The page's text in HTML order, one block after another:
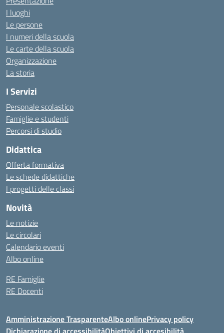
I luoghi
Le persone
I numeri della scuola
Le carte della scuola
Organizzazione
La storia
I Servizi
Personale scolastico
Famiglie e studenti
Percorsi di studio
Didattica
Offerta formativa
Le schede didattiche
I progetti delle classi
Novità
Le notizie
Le circolari
Calendario eventi
Albo online
RE Famiglie
RE Docenti
Amministrazione TrasparenteAlbo onlinePrivacy policy